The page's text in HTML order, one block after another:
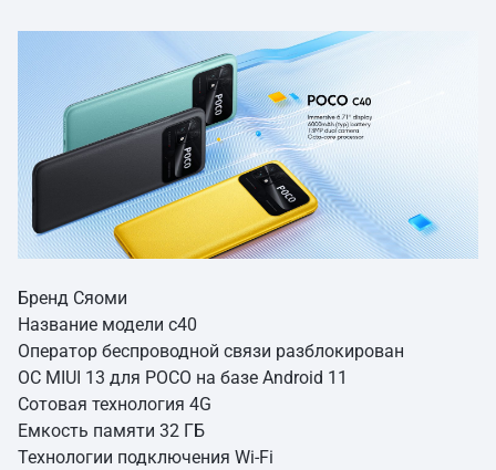
Бренд Сяоми
Название модели c40
Оператор беспроводной связи разблокирован
ОС MIUI 13 для POCO на базе Android 11
Сотовая технология 4G
Емкость памяти 32 ГБ
Технологии подключения Wi-Fi